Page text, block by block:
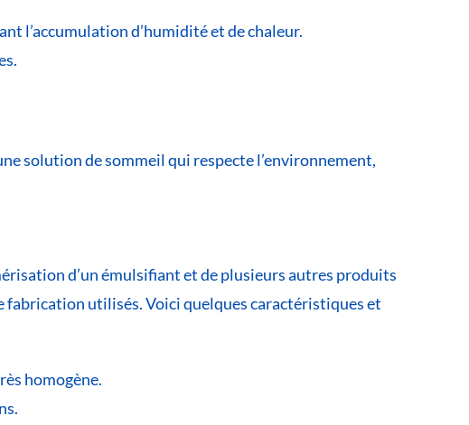
l’accumulation d’humidité et de chaleur.
solution de sommeil qui respecte l’environnement,
d’un émulsifiant et de plusieurs autres produits
fabrication utilisés. Voici quelques caractéristiques et
homogène.